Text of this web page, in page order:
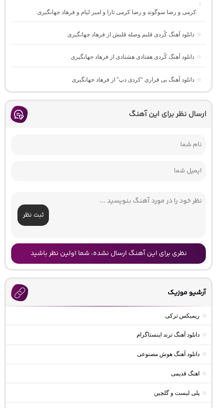
کرمی و رضا سوگوند و رضا کرمی تارا و امیر لیام و فرهاد جهانگیری
دانلود آهنگ کُردی قلبم وصله قلبش از فرهاد جهانگیری
دانلود آهنگ کُردی هفتادی هشتادی از فرهاد جهانگیری
دانلود آهنگ بی قراری “کردی دپ” از فرهاد جهانگیری
ارسال نظر برای این آهنگ
ثبت نظر
نظری برای این آهنگ ارسال نشده، شما اولین نظر باشید
آرشیو موزیک
ریمیکس ترکی
دانلود آهنگ ترند اینستاگرام
دانلود آهنگ هوش مصنوعی
اهنگ قدیمی
پلی لیست و گلچین